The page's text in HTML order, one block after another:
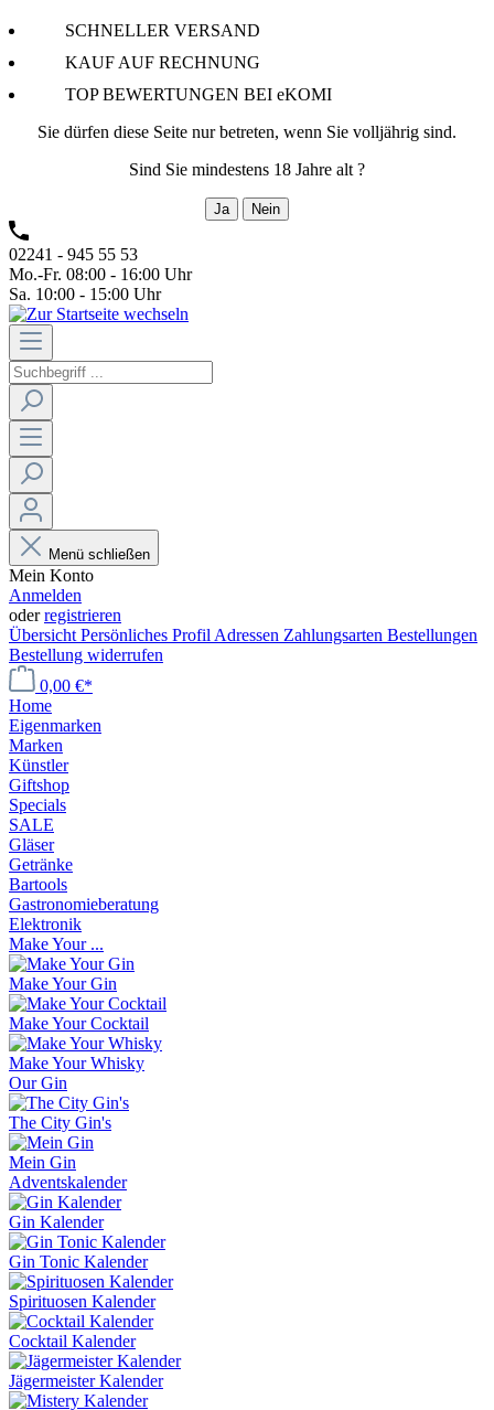
SCHNELLER VERSAND
KAUF AUF RECHNUNG
TOP BEWERTUNGEN BEI eKOMI
Sie dürfen diese Seite nur betreten, wenn Sie volljährig sind.
Sind Sie mindestens 18 Jahre alt ?
Ja Nein
02241 - 945 55 53
Mo.-Fr. 08:00 - 16:00 Uhr
Sa. 10:00 - 15:00 Uhr
Menü schließen
Mein Konto
Anmelden
oderregistrieren
Übersicht Persönliches Profil Adressen Zahlungsarten Bestellungen
Bestellung widerrufen
0,00 €*
Home
Eigenmarken
Marken
Künstler
Giftshop
Specials
SALE
Gläser
Getränke
Bartools
Gastronomieberatung
Elektronik
Make Your ...
Make Your Gin
Make Your Cocktail
Make Your Whisky
Our Gin
The City Gin's
Mein Gin
Adventskalender
Gin Kalender
Gin Tonic Kalender
Spirituosen Kalender
Cocktail Kalender
Jägermeister Kalender